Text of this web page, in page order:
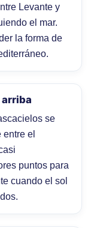
Levante y
el mar.
la forma de
se
entre el
puntos para
cuando el sol